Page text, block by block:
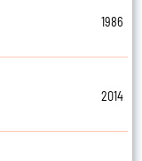
1986
2014